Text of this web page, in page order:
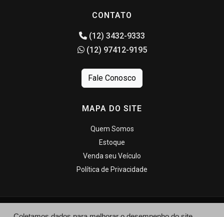
CONTATO
(12) 3432-9333
(12) 97412-9195
Fale Conosco
MAPA DO SITE
Quem Somos
Estoque
Venda seu Veículo
Política de Privacidade